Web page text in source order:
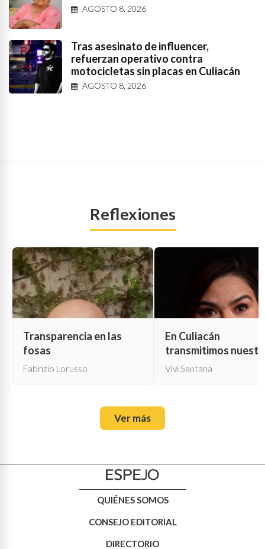
AGOSTO 8, 2026
Tras asesinato de influencer,
refuerzan operativo contra
motocicletas sin placas en Culiacán
AGOSTO 8, 2026
Reflexiones
Transparencia en las
fosas
Fabrizio Lorusso
En Culiacán
transmitimos
propia muerte
Vivi Santana
Ver más
QUIÉNES SOMOS
CONSEJO EDITORIAL
DIRECTORIO